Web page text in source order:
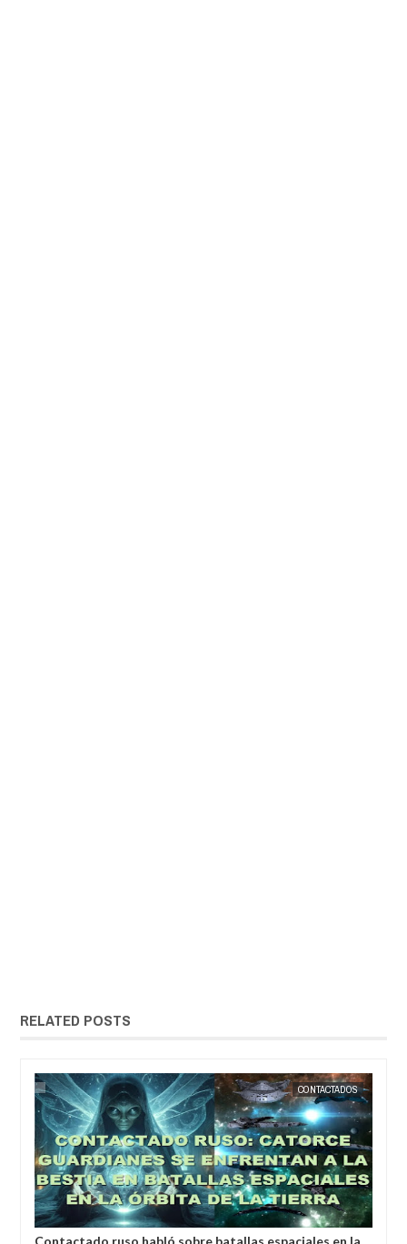
RELATED POSTS
CONTACTADOS EXTRANOTIX MISTERIO